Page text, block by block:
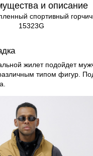
и описание
спортивный
15323G
жилет подойдет
типом фигур.